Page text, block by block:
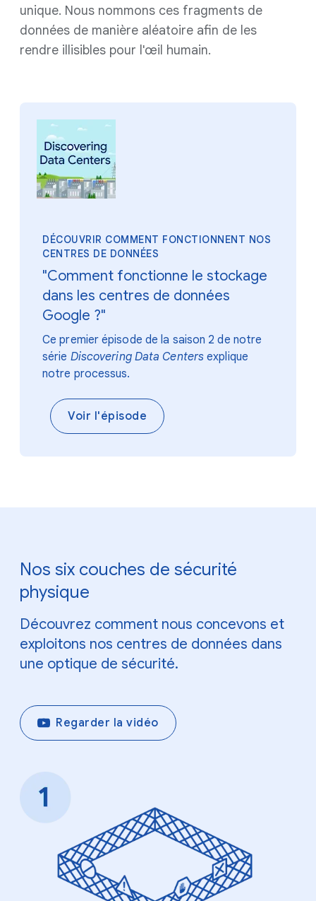
unique. Nous nommons ces fragments de
données de manière aléatoire afin de les
rendre illisibles pour l'œil humain.
DÉCOUVRIR COMMENT FONCTIONNENT NOS
CENTRES DE DONNÉES
"Comment fonctionne le stockage
dans les centres de données
Google ?"
Ce premier épisode de la saison 2 de notre
série Discovering Data Centers explique
notre processus.
Voir l'épisode
Nos six couches de sécurité
physique
Découvrez comment nous concevons et
exploitons nos centres de données dans
une optique de sécurité.
Regarder la vidéo